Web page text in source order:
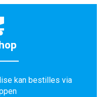
kan bestilles via